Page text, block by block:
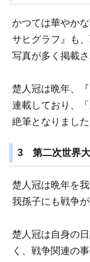
かつては華やか
サヒグラフ』も
写真が多く掲載
楚人冠は晩年、
連載しており、
絶筆となりました
3 第二次世界
楚人冠は晩年を
我孫子にも戦争
楚人冠は自身の
く、戦争関連の